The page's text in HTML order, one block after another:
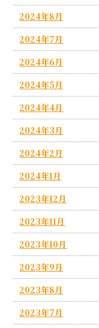
2024年8月
2024年7月
2024年6月
2024年5月
2024年4月
2024年3月
2024年2月
2024年1月
2023年12月
2023年11月
2023年10月
2023年9月
2023年8月
2023年7月